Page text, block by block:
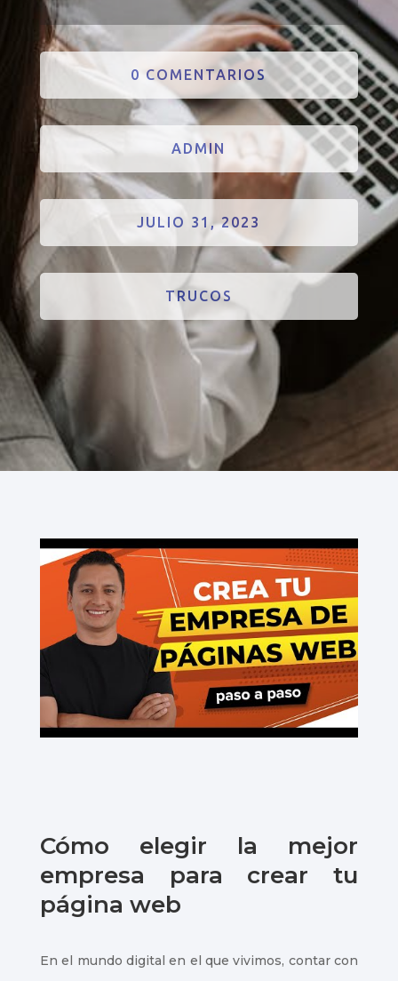
0 COMENTARIOS
ADMIN
JULIO 31, 2023
TRUCOS
Cómo elegir la mejor
empresa para crear tu
página web
En el mundo digital en el que vivimos, contar con